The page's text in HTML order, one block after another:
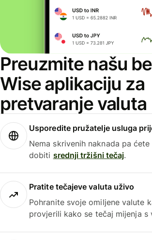
Preuzmite našu
Wise aplikaciju za
pretvaranje valuta
Usporedite pružatelje usluga
Nema skrivenih naknada pa
dobiti srednji tržišni tečaj.
Pratite tečajeve valuta uživo
Pohranite svoje omiljene valute
provjerili kako se tečaj mijenja s